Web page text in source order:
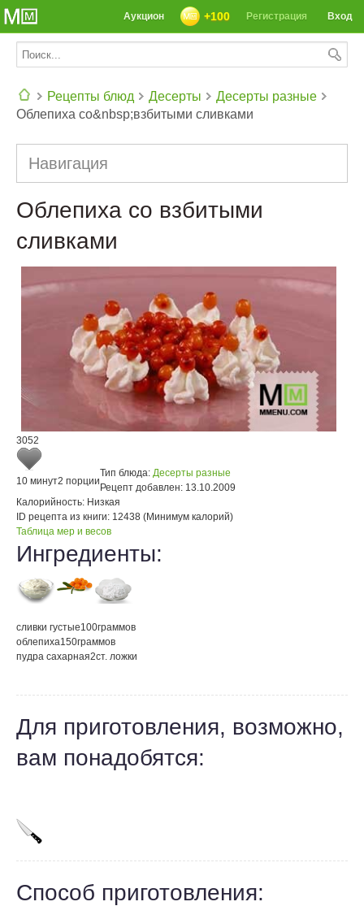
Вход
Регистрация
+100
Аукцион
Рецепты блюд Десерты
Десерты разные
Облепиха со&nbsp;взбитыми сливками
Навигация
Облепиха со взбитыми
сливками
3052
10 минут2 порции
Тип блюда: Десерты разные
Рецепт добавлен: 13.10.2009
Калорийность: Низкая
ID рецепта из книги: 12438 (Минимум калорий)
Таблица мер и весов
Ингредиенты:
сливки густые100граммов
облепиха150граммов
пудра сахарная2ст. ложки
Для приготовления, возможно,
вам понадобятся:
Способ приготовления: